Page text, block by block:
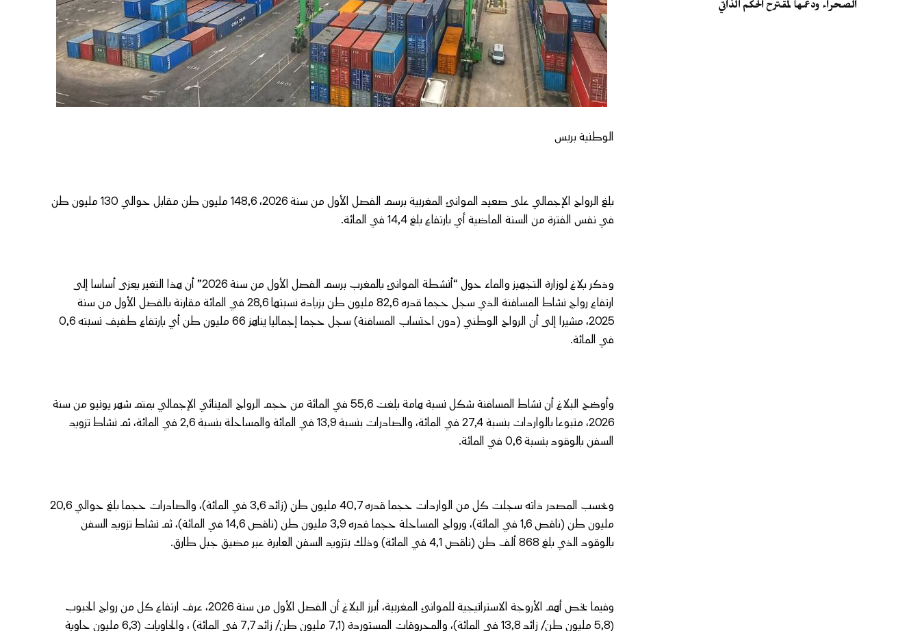
الصحراء ودعمها لمقترح الحكم الذاتي
الوطنية بريس
بلغ الرواج الإجمالي على صعيد الموانئ المغربية برسم الفصل الأول من سنة 2026، 148,6 مليون طن مقابل حوالي 130 مليون طن
في نفس الفترة من السنة الماضية أي بارتفاع بلغ 14,4 في المائة.
وذكر بلاغ لوزارة التجهيز والماء حول “أنشطة الموانئ بالمغرب برسم الفصل الأول من سنة 2026” أن هذا التغير يعزى أساسا إلى
ارتفاع رواج نشاط المسافنة الذي سجل حجما قدره 82,6 مليون طن بزيادة نسبتها 28,6 في المائة مقارنة بالفصل الأول من سنة
2025، مشيرا إلى أن الرواج الوطني (دون احتساب المسافنة) سجل حجما إجماليا يناهز 66 مليون طن أي بارتفاع طفيف نسبته 0,6
في المائة.
وأوضح البلاغ أن نشاط المسافنة شكل نسبة هامة بلغت 55,6 في المائة من حجم الرواج المينائي الإجمالي بمتم شهر يونيو من سنة
2026، متبوعا بالواردات بنسبة 27,4 في المائة، والصادرات بنسبة 13,9 في المائة والمساحلة بنسبة 2,6 في المائة، ثم نشاط تزويد
السفن بالوقود بنسبة 0,6 في المائة.
وبحسب المصدر ذاته سجلت كل من الواردات حجما قدره 40,7 مليون طن (زائد 3,6 في المائة)، والصادرات حجما بلغ حوالي 20,6
مليون طن (ناقص 1,6 في المائة)، ورواج المساحلة حجما قدره 3,9 مليون طن (ناقص 14,6 في المائة)، ثم نشاط تزويد السفن
بالوقود الذي بلغ 868 ألف طن (ناقص 4,1 في المائة) وذلك بتزويد السفن العابرة عبر مضيق جبل طارق.
وفيما يخص أهم الأروجة الاستراتيجية للموانئ المغربية، أبرز البلاغ أن الفصل الأول من سنة 2026، عرف ارتفاع كل من رواج الحبوب
(5,8 مليون طن/ زائد 13,8 في المائة)، والمحروقات المستوردة (7,1 مليون طن/ زائد 7,7 في المائة) ، والحاويات (6,3 مليون حاوية